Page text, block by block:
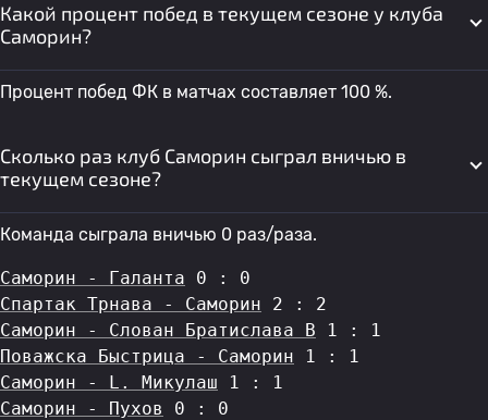
Какой процент побед в текущем сезоне у клуба
Саморин?
Процент побед ФК в матчах составляет 100 %.
Сколько раз клуб Саморин сыграл вничью в
текущем сезоне?
Команда сыграла вничью 0 раз/раза.
Саморин - Галанта 0 : 0
Спартак Трнава - Саморин 2 : 2
Саморин - Слован Братислава B 1 : 1
Поважска Быстрица - Саморин 1 : 1
Саморин - L. Микулаш 1 : 1
Саморин - Пухов
0 : 0